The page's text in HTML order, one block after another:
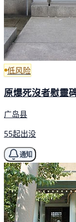
低风险
原爆死沒者慰靈
广岛县
55起出没
通知